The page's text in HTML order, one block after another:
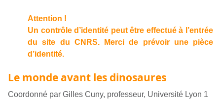
Attention !
Un contrôle d’identité peut être effectué à l’entrée
du site du CNRS. Merci de prévoir une pièce
d’identité.
Le monde avant les dinosaures
Coordonné par Gilles Cuny, professeur, Université Lyon 1